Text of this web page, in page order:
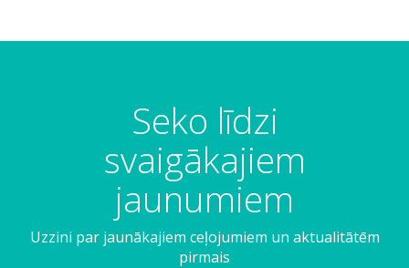
Seko līdzi
svaigākajiem
jaunumiem
Uzzini par jaunākajiem ceļojumiem un aktualitātēm
pirmais